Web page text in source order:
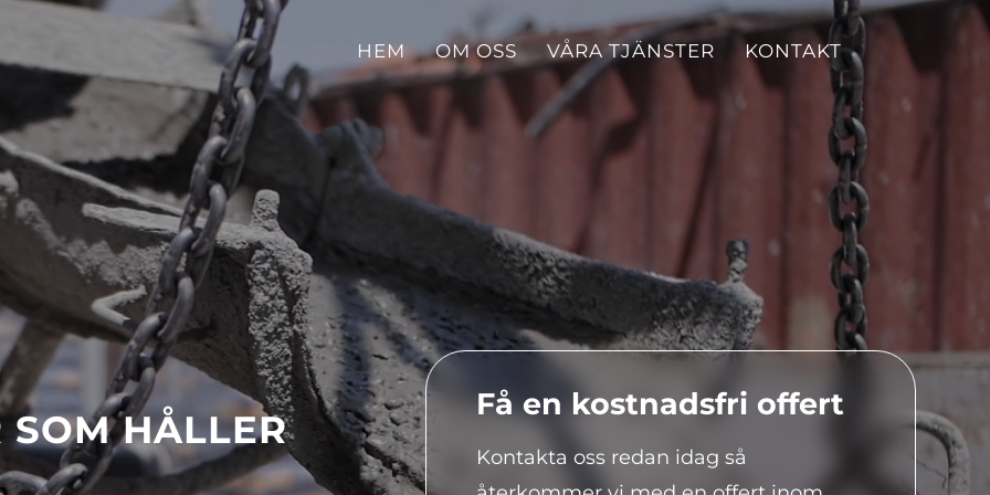
HEM OM OSS VÅRA TJÄNSTER KONTAKT
SOM HÅLLER
Få en kostnadsfri offert
Kontakta oss redan idag så